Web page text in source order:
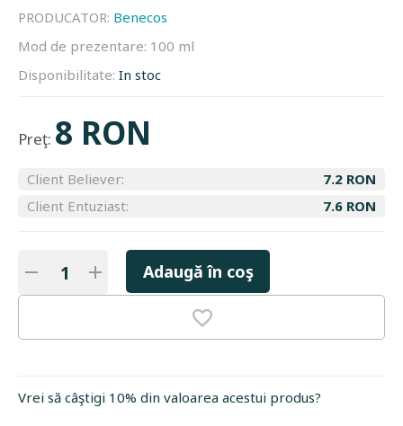
PRODUCATOR: Benecos
Mod de prezentare: 100 ml
Disponibilitate: In stoc
Preţ: 8 RON
Client Believer:
7.2 RON
Client Entuziast:
7.6 RON
Adaugă în coş
Vrei să câştigi 10% din valoarea acestui produs?